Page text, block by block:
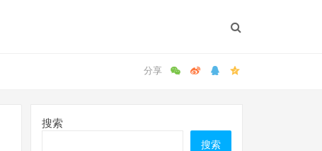
搜索
搜索